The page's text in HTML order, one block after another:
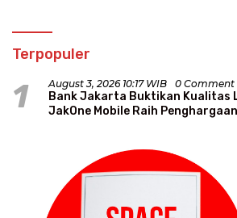
Terpopuler
1 August 3, 2026 10:17 WIB 0 Comment
Bank Jakarta Buktikan Kualitas
JakOne Mobile Raih